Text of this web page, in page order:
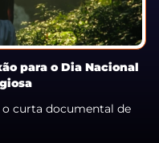
para o Dia Nacional
o curta documental de